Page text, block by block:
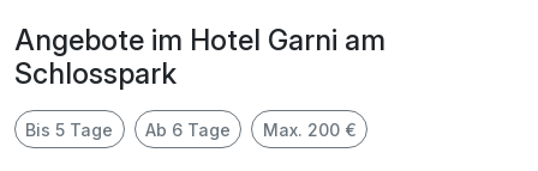
Angebote im Hotel Garni am
Schlosspark
Bis 5 Tage Ab 6 Tage Max. 200 €